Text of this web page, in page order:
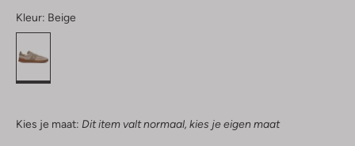
Kleur: Beige
Kies je maat: Dit item valt normaal, kies je eigen maat